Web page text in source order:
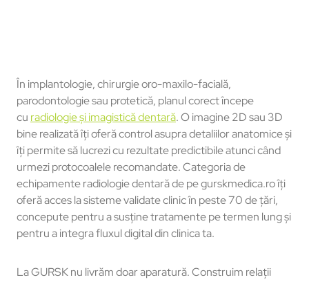
În implantologie, chirurgie oro-maxilo-facială,
parodontologie sau protetică, planul corect începe
cu radiologie și imagistică dentară. O imagine 2D sau 3D
bine realizată îți oferă control asupra detaliilor anatomice și
îți permite să lucrezi cu rezultate predictibile atunci când
urmezi protocoalele recomandate. Categoria de
echipamente radiologie dentară de pe gurskmedica.ro îți
oferă acces la sisteme validate clinic în peste 70 de țări,
concepute pentru a susține tratamente pe termen lung și
pentru a integra fluxul digital din clinica ta.
La GURSK nu livrăm doar aparatură. Construim relații